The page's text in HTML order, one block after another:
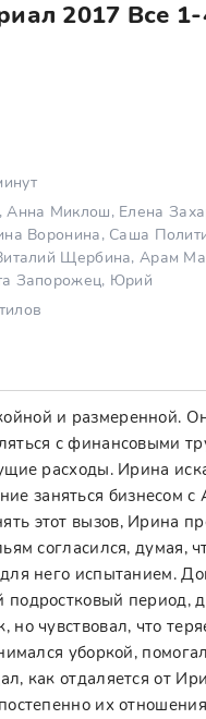
2017 Все
Миклош, Елена
Воронина, Саша
Щербина, Арам
Запорожец, Юрий
и размеренной.
с финансовыми
расходы. Ирина
заняться бизнесом с
этот вызов, Ирина
согласился, думая,
него испытанием.
период,
чувствовал, что
уборкой,
как отдаляется от
их